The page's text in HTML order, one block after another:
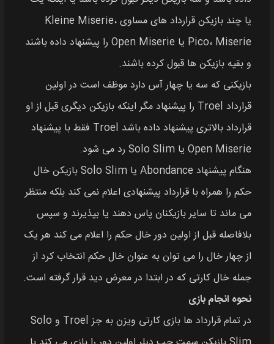
یا چند بازیکن قرارداد های مساوی Kleine Miserie،
Pico، Miserie یا Open Miserie را پیشنهاد داده باشند
و بقیه بازیکن‌ ها قبول کرده باشند.
بازیکنی که سه یا چهار آس دارد موظف است در اولین
قرارداد Troel را پیشنهاد مگر اینکه بازیکن دیگری قبل از او
قرارداد بالاتری پیشنهاد داده باشد Troel فقط با پیشنهاد
Open Miserie یا Solo Slim رد می‌ شود.
هنگام پیشنهاد Abondance یا Solo Slim بازیکن خال
حکم را همراه با قرارداد پیشنهادی اعلام نمی‌ کند بلکه منتظر
می‌ ماند تا سایر بازیکنان پاس دهند یا بپذیرند و سپس
بلافاصله قبل از اولین دور خال حکم را اعلام می‌ کند هر یک
از چهار خال را می‌ توان به عنوان خال حکم انتخاب کرد از
جمله خال کارتی که در ابتدا در معرض دید قرار گرفته‎ است.
نحوه انجام بازی
در تمام قرارداد ها بازی کارتی ویزن به جز Troel و Solo